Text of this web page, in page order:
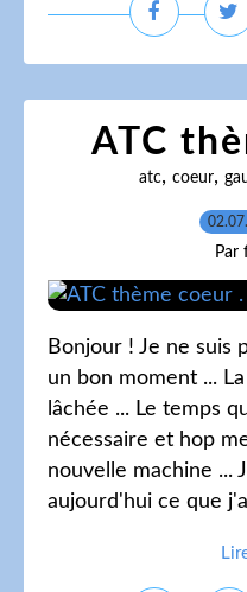
ATC
atc, coeur,
Par
Bonjour ! Je ne suis
un bon moment ...
lâchée ... Le temps
nécessaire et hop
nouvelle machine ...
aujourd'hui ce que